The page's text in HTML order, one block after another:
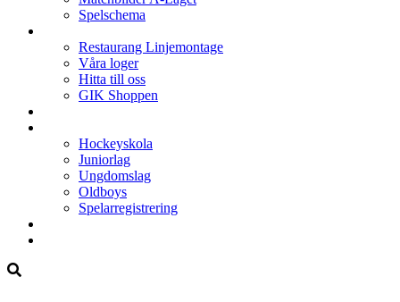
Spelschema
Restaurang Linjemontage
Våra loger
Hitta till oss
GIK Shoppen
Hockeyskola
Juniorlag
Ungdomslag
Oldboys
Spelarregistrering